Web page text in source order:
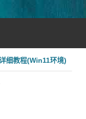
细教程(Win11环境)